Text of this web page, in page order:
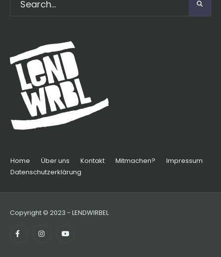
Home Über uns Kontakt Mitmachen?
Impressum
Datenschutzerklärung
Copyright © 2023 - LENDWIRBEL